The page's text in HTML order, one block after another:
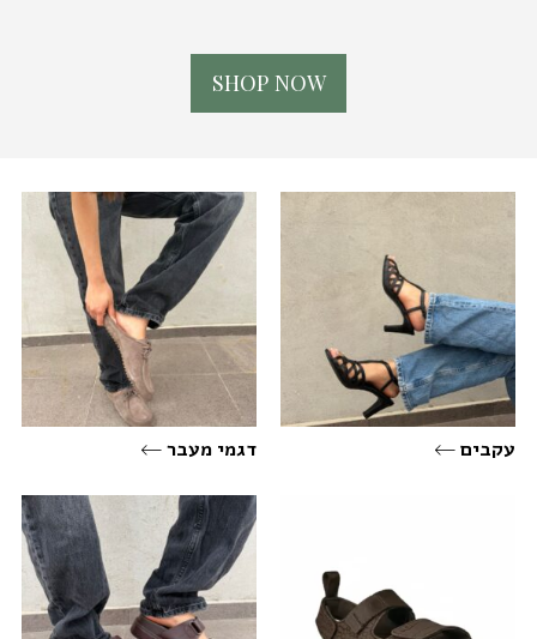
SHOP NOW
עקבים דגמי מעבר